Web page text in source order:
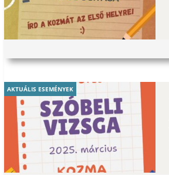
AKTUÁLIS ESEMÉNYEK